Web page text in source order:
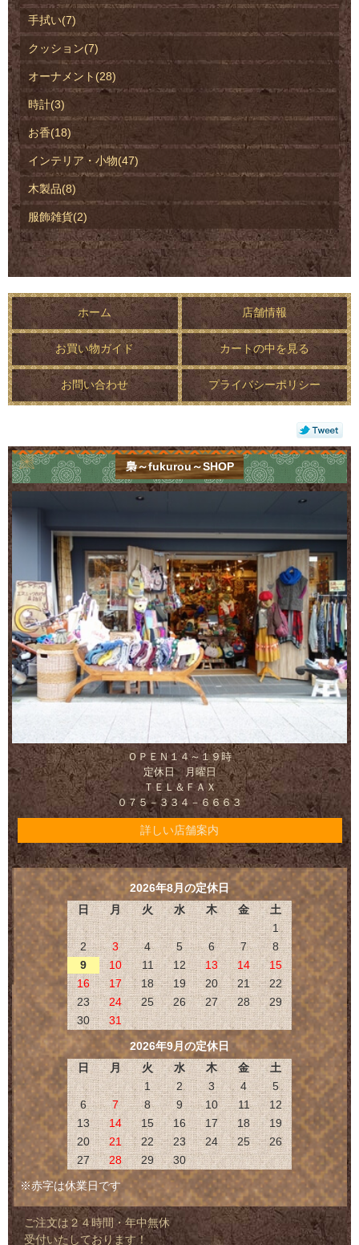
手拭い(7)
クッション(7)
オーナメント(28)
時計(3)
お香(18)
インテリア・小物(47)
木製品(8)
服飾雑貨(2)
ホーム 店舗情報
お買い物ガイド カートの中を見る
お問い合わせ プライバシーポリシー
梟～fukurou～SHOP
ＯＰＥＮ１４～１９時
定休日 月曜日
ＴＥＬ＆ＦＡＸ
０７５－３３４－６６６３
詳しい店舗案内
2026年8月の定休日
日
月 火 水 木 金
土
1
2
3 4 5 6 7
8
9
10 11 12 13 14
15
16
17 18 19 20 21
22
23
24 25 26 27 28
29
30
31
2026年9月の定休日
日
月 火 水 木 金
土
1
2 3 4
5
6
7 8 9 10 11
12
13
14 15 16 17 18
19
20
21 22 23 24 25
26
27
28 29
30
※赤字は休業日です
ご注文は２４時間・年中無休
受付いたしております！